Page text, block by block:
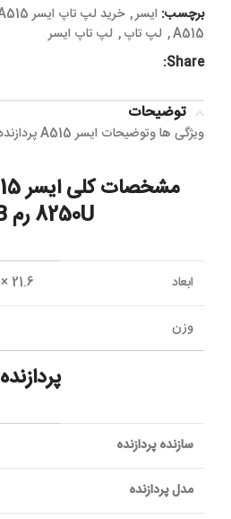
برچسب: ایسر, خرید لپ تاپ ایسر A515
A515
, لپ تاپ, لپ تاپ ایسر
Share:
توضیحات
ویژگی ها وتوضیحات ایسر A515 پردازنده i5 8250U رم 8GB
8250U رم 8GB
ابعاد 21.6 × 263 × 381.6 میلی‌متر
وزن
پردازنده
سازنده پردازنده
مدل پردازنده